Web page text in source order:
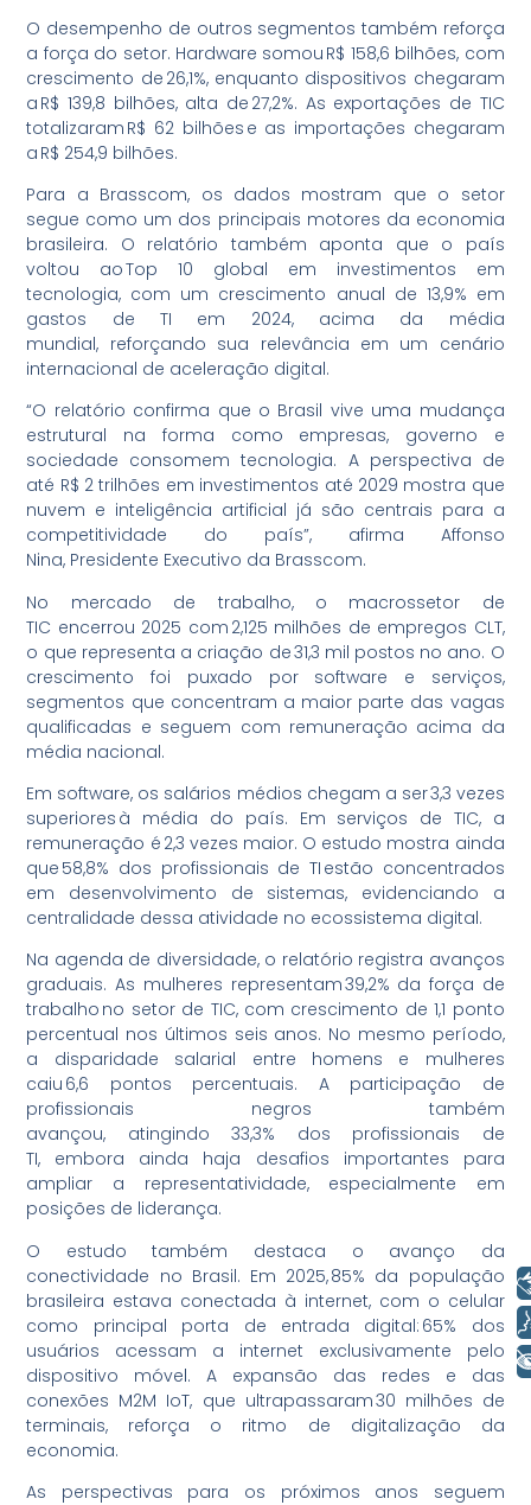
O desempenho de outros segmentos também reforça
a força do setor. Hardware somou R$ 158,6 bilhões, com
crescimento de 26,1%, enquanto dispositivos chegaram
a R$ 139,8 bilhões, alta de 27,2%. As exportações de TIC
totalizaram R$ 62 bilhões e as importações chegaram
a R$ 254,9 bilhões.
Para a Brasscom, os dados mostram que o setor
segue como um dos principais motores da economia
brasileira. O relatório também aponta que o país
voltou ao Top 10 global em investimentos em
tecnologia, com um crescimento anual de 13,9% em
gastos de TI em 2024, acima da média
mundial, reforçando sua relevância em um cenário
internacional de aceleração digital.
“O relatório confirma que o Brasil vive uma mudança
estrutural na forma como empresas, governo e
sociedade consomem tecnologia. A perspectiva de
até R$ 2 trilhões em investimentos até 2029 mostra que
nuvem e inteligência artificial já são centrais para a
competitividade do país”, afirma Affonso
Nina, Presidente Executivo da Brasscom.
No mercado de trabalho, o macrossetor de
TIC encerrou 2025 com 2,125 milhões de empregos CLT,
o que representa a criação de 31,3 mil postos no ano. O
crescimento foi puxado por software e serviços,
segmentos que concentram a maior parte das vagas
qualificadas e seguem com remuneração acima da
média nacional.
Em software, os salários médios chegam a ser 3,3 vezes
superiores à média do país. Em serviços de TIC, a
remuneração é 2,3 vezes maior. O estudo mostra ainda
que 58,8% dos profissionais de TI estão concentrados
em desenvolvimento de sistemas, evidenciando a
centralidade dessa atividade no ecossistema digital.
Na agenda de diversidade, o relatório registra avanços
graduais. As mulheres representam 39,2% da força de
trabalho no setor de TIC, com crescimento de 1,1 ponto
percentual nos últimos seis anos. No mesmo período,
a disparidade salarial entre homens e mulheres
caiu 6,6 pontos percentuais. A participação de
profissionais negros também
avançou, atingindo 33,3% dos profissionais de
TI, embora ainda haja desafios importantes para
ampliar a representatividade, especialmente em
posições de liderança.
O estudo também destaca o avanço da
conectividade no Brasil. Em 2025, 85% da população
brasileira estava conectada à internet, com o celular
como principal porta de entrada digital: 65% dos
usuários acessam a internet exclusivamente pelo
dispositivo móvel. A expansão das redes e das
conexões M2M IoT, que ultrapassaram 30 milhões de
terminais, reforça o ritmo de digitalização da
economia.
As perspectivas para os próximos anos seguem
Libras
Voz
+ Acessibilidade